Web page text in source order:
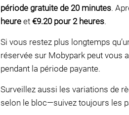
période gratuite de 20 minutes.
heure et €9.20 pour 2 heures.
Si vous restez plus longtemps
réservée sur Mobypark peut vous
pendant la période payante.
Surveillez aussi les variations de
selon le bloc—suivez toujours les